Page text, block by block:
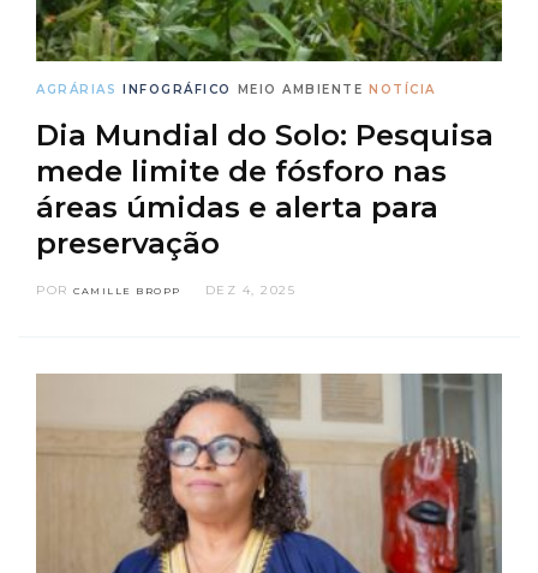
AGRÁRIAS INFOGRÁFICO MEIO AMBIENTE NOTÍCIA
Dia Mundial do Solo: Pesquisa
mede limite de fósforo nas
áreas úmidas e alerta para
preservação
POR CAMILLE BROPP DEZ 4, 2025